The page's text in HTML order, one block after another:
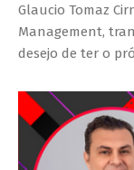
Glaucio Tomaz
Management,
desejo de ter o